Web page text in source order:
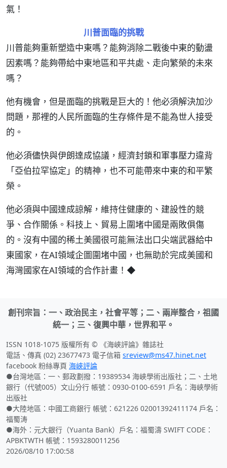
氣！
川普面臨的挑戰
川普能夠重新塑造中東嗎？能夠消除二戰後中東的動盪
因素嗎？能夠帶給中東地區和平共處、走向繁榮的未來
嗎？
他有機會，但是面臨的挑戰是巨大的！他必須解決加沙
問題，那裡的人民所面臨的生存條件是不能為世人接受
的。
他必須儘快與伊朗達成協議，經濟封鎖和軍事壓力違背
「亞伯拉罕協定」的精神，也不可能帶來中東的和平繁
榮。
他必須與中國達成諒解，維持住健康的、建設性的競
爭、合作關係。科技上、貿易上圍堵中國是兩敗俱傷
的。沒有中國的稀土美國很可能無法出口尖端武器給中
東國家，在AI領域企圖圍堵中國，也無助於完成美國和
海灣國家在AI領域的合作計畫！◆
創刊宗旨：一、政治民主，社會平等；二、兩岸整合，祖國
統一；三、復興中華，世界和平。
ISSN 1018-1075 版權所有 © 《海峽評論》雜誌社
電話、傳真 (02) 23677473 電子信箱 sreview@ms47.hinet.net
facebook 粉絲專頁 海峽評論
●台灣地區：一、郵政劃撥：19389534 海峽學術出版社；二、土地
銀行（代號005）文山分行 帳號：0930-0100-6591 戶名：海峽學術
出版社
●大陸地區：中國工商銀行 帳號：621226 02001392411174 戶名：
福蜀涛
●海外：元大銀行（Yuanta Bank）戶名：福蜀濤 SWIFT CODE：
APBKTWTH 帳號：1593280011256
2026/08/10 17:00:58